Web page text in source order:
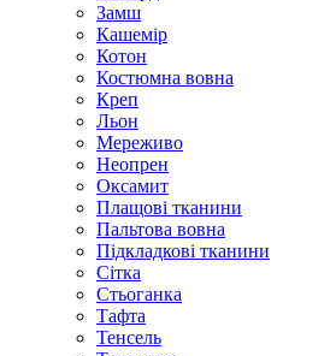
Замш
Кашемір
Котон
Костюмна вовна
Креп
Льон
Мереживо
Неопрен
Оксамит
Плащові тканини
Пальтова вовна
Підкладкові тканини
Сітка
Стьоганка
Тафта
Тенсель